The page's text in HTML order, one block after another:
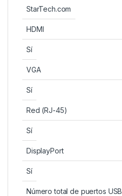
StarTech.com
HDMI
Sí
VGA
Sí
Red (RJ-45)
Sí
DisplayPort
Sí
Número total de puertos USB